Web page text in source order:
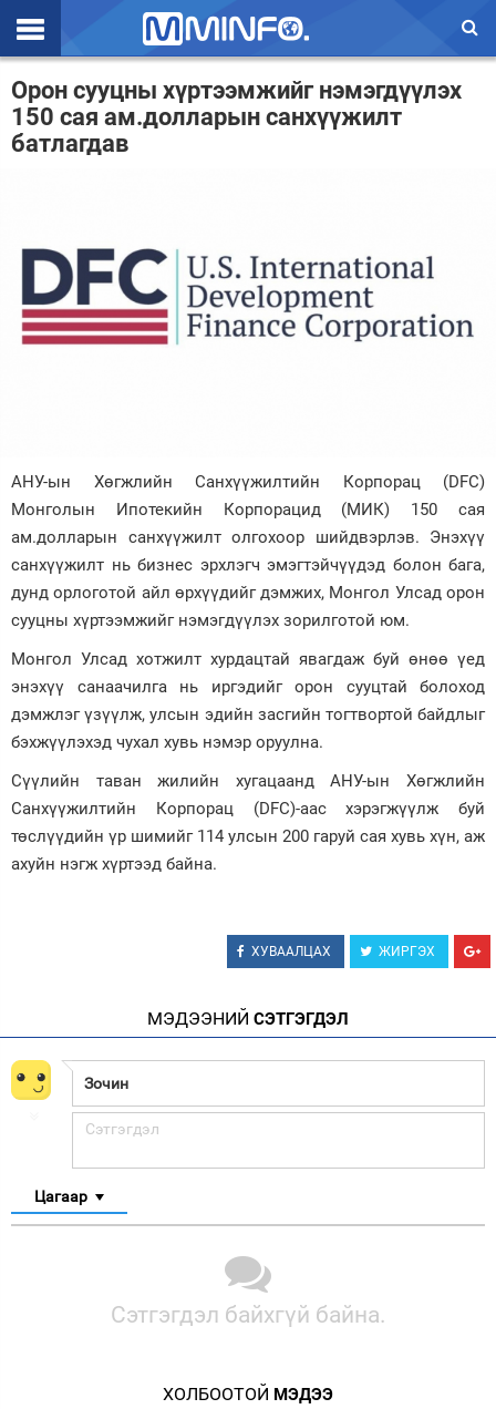
Эхлэл
Цаг агаар
Эдийн засаг
Үзэл бодол
Спорт
Энтертайнмэнт
Зурхай
Орон сууцны хүртээмжийг нэмэгдүүлэх
150 сая ам.долларын санхүүжилт
батлагдав
АНУ-ын Хөгжлийн Санхүүжилтийн Корпорац (DFC)
Монголын Ипотекийн Корпорацид (МИК) 150 сая
ам.долларын санхүүжилт олгохоор шийдвэрлэв. Энэхүү
санхүүжилт нь бизнес эрхлэгч эмэгтэйчүүдэд болон бага,
дунд орлоготой айл өрхүүдийг дэмжих, Монгол Улсад орон
сууцны хүртээмжийг нэмэгдүүлэх зорилготой юм.
Монгол Улсад хотжилт хурдацтай явагдаж буй өнөө үед
энэхүү санаачилга нь иргэдийг орон сууцтай болоход
дэмжлэг үзүүлж, улсын эдийн засгийн тогтвортой байдлыг
бэхжүүлэхэд чухал хувь нэмэр оруулна.
Сүүлийн таван жилийн хугацаанд АНУ-ын Хөгжлийн
Санхүүжилтийн Корпорац (DFC)-аас хэрэгжүүлж буй
төслүүдийн үр шимийг 114 улсын 200 гаруй сая хувь хүн, аж
ахуйн нэгж хүртээд байна.
ХУВААЛЦАХ ЖИРГЭХ
МЭДЭЭНИЙ СЭТГЭГДЭЛ
Цагаар
Сэтгэгдэл байхгүй байна.
ХОЛБООТОЙ МЭДЭЭ